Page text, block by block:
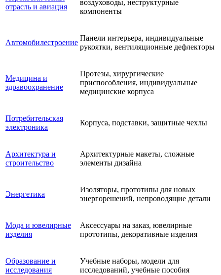
отрасль и авиация
воздуховоды, неструктурные
компоненты
Автомобилестроение
Панели интерьера, индивидуальные
рукоятки, вентиляционные дефлекторы
Медицина и
здравоохранение
Протезы, хирургические
приспособления, индивидуальные
медицинские корпуса
Потребительская
электроника
Корпуса, подставки, защитные чехлы
Архитектура и
строительство
Архитектурные макеты, сложные
элементы дизайна
Энергетика
Изоляторы, прототипы для новых
энергорешений, непроводящие детали
Мода и ювелирные
изделия
Аксессуары на заказ, ювелирные
прототипы, декоративные изделия
Образование и
исследования
Учебные наборы, модели для
исследований, учебные пособия